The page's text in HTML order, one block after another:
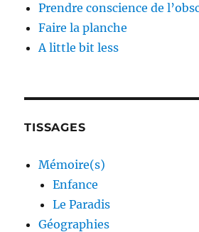
Prendre conscience de
Faire la planche
A little bit less
TISSAGES
Mémoire(s)
Enfance
Le Paradis
Géographies